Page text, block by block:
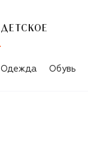
ДЕТСКОЕ
Одежда Обувь